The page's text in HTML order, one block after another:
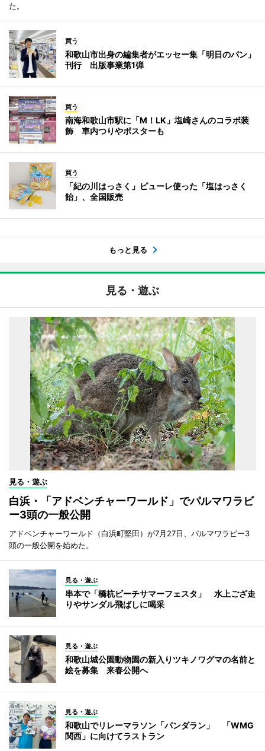
た。
買う
和歌山市出身の編集者がエッセー集「明日のパン」
刊行 出版事業第1弾
買う
南海和歌山市駅に「M！LK」塩崎さんのコラボ装
飾 車内つりやポスターも
買う
「紀の川はっさく」ピューレ使った「塩はっさく
飴」、全国販売
もっと見る
見る・遊ぶ
見る・遊ぶ
白浜・「アドベンチャーワールド」でパルマワラビ
ー3頭の一般公開
アドベンチャーワールド（白浜町堅田）が7月27日、パルマワラビー3
頭の一般公開を始めた。
見る・遊ぶ
串本で「橋杭ビーチサマーフェスタ」 水上ござ走
りやサンダル飛ばしに喝采
見る・遊ぶ
和歌山城公園動物園の新入りツキノワグマの名前と
絵を募集 来春公開へ
見る・遊ぶ
和歌山でリレーマラソン「パンダラン」 「WMG
関西」に向けてラストラン